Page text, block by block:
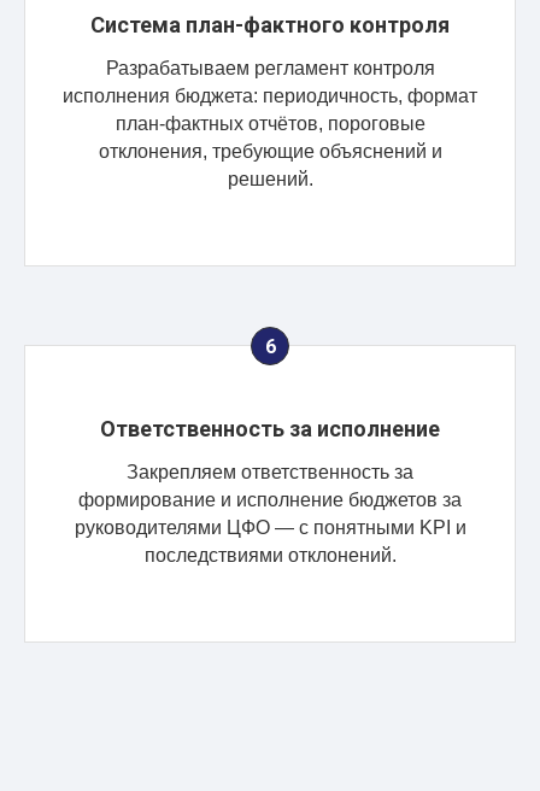
Система план-фактного контроля
Разрабатываем регламент контроля
исполнения бюджета: периодичность, формат
план-фактных отчётов, пороговые
отклонения, требующие объяснений и
решений.
Ответственность за исполнение
Закрепляем ответственность за
формирование и исполнение бюджетов за
руководителями ЦФО — с понятными KPI и
последствиями отклонений.